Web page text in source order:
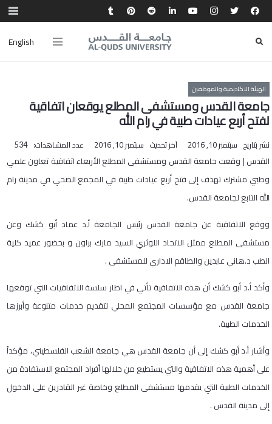
English
الهيئة الاكاديمية والموظفين
جامعة القدس ومستشفى المطلع يوقعان اتفاقية
لفتح أربع عيادات طبية في رام الله
نشر بتاريخ سبتمبر 10, 2016 آخر تحديث سبتمبر 10, 2016 عدد المشاهدات: 534
القدس | وقعت جامعة القدس ومستشفى المطلع الأربعاء اتفاقية تعاون علمي
وطبي مشترك تهدف إلى فتح أربع عيادات طبية في المجمع الصحي في مدينة رام
الله التابع لجامعة القدس.
ووقع الاتفاقية عن جامعة القدس رئيس الجامعة أ.د عماد أبو كشك وعن
مستشفى المطلع ممثل الاتحاد اللوثري السيد مارك براون و بحضور عميد كلية
الطب د.هاني عابدين والطاقم الاداري للمستشفى .
وأكد أ.د أبو كشك أن هذه الاتفاقية تأتي في اطار سلسة الاتفاقيات التي توقعها
جامعة القدس مع مؤسسات المجتمع المحلي لتقديم خدمات متنوعة وأبرزها
الخدمات الطبية.
وأشار أ.د أبو كشك إلى أن جامعة القدس هي جامعة الشعب الفلسطيني، مؤكداً
على أهمية هذه الاتفاقية والتي يستطيع من خلالها أفراد المجتمع الاستفادة من
الخدمات الطبية التي يقدمها مستشفى المطلع وخاصة غير القادرين على الدخول
إلى مدينة القدس .